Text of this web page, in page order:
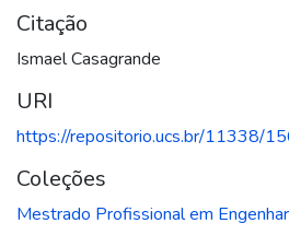
Citação
Ismael Casagrande
URI
https://repositorio.ucs.br/11338/
Coleções
Mestrado Profissional em